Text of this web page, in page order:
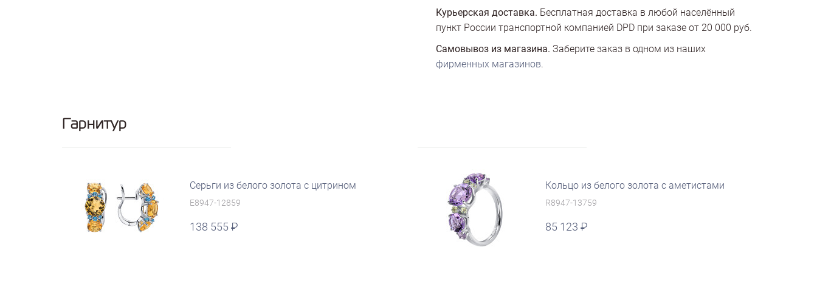
Курьерская доставка. Бесплатная доставка в любой населённый
пункт России транспортной компанией DPD при заказе от 20 000 руб.
Самовывоз из магазина. Заберите заказ в одном из наших
фирменных магазинов.
Гарнитур
Серьги из белого золота с цитрином
E8947-12859
138 555
Кольцо из белого золота с аметистами
R8947-13759
85 123
руб.